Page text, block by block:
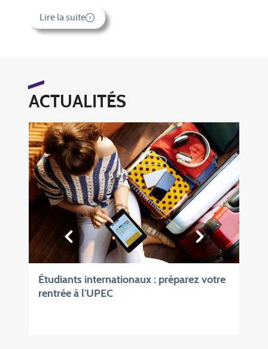
Lire la suite
ACTUALITÉS
Étudiants internationaux : préparez votre
rentrée à l'UPEC